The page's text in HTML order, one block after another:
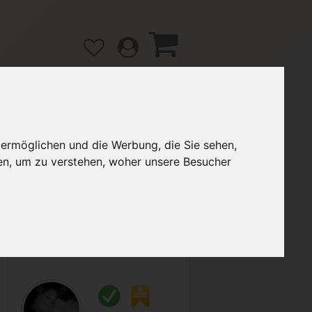
und die Werbung, die Sie sehen,
um zu verstehen, woher unsere Besucher
Hilfe / FAQ